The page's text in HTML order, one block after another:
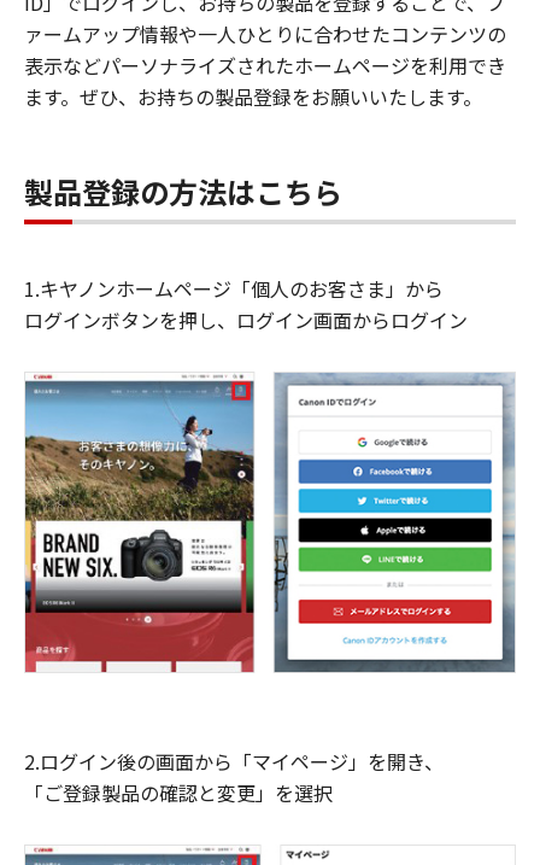
ァームアップ情報や一人ひとりに合わせたコンテンツの
表示などパーソナライズされたホームページを利用でき
ます。ぜひ、お持ちの製品登録をお願いいたします。
製品登録の方法はこちら
1.キヤノンホームページ「個人のお客さま」から
ログインボタンを押し、ログイン画面からログイン
2.ログイン後の画面から「マイページ」を開き、
「ご登録製品の確認と変更」を選択